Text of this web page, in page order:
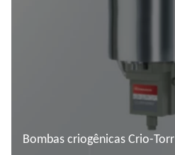
Bombas criogênicas Crio-Torr